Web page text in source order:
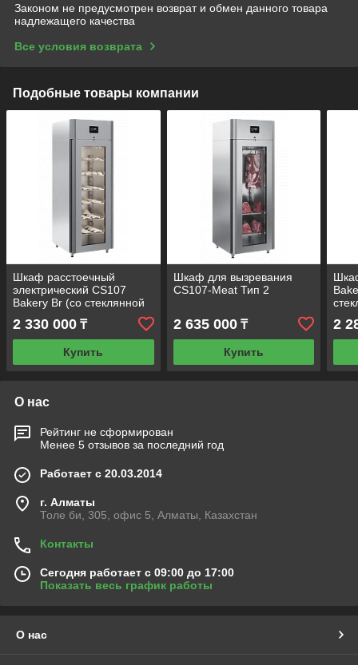
Законом не предусмотрен возврат и обмен данного товара
надлежащего качества
Все условия возврата
Подобные товары компании
Шкаф расстоечный
электрический CS107
Bakery Br (со стеклянной
2 330 000 ₸
Купить
Шкаф для вызревания
CS107-Meat Тип 2
2 635 000₸
Купить
2
О нас
Рейтинг не сформирован
Менее 5 отзывов за последний год
Работает с 20.03.2014
г. Алматы
Толе би, 305, офис 5, Алматы, Казахстан
Контакты
Сегодня работает с 09:00 до 17:00
Показать весь график работы
О нас